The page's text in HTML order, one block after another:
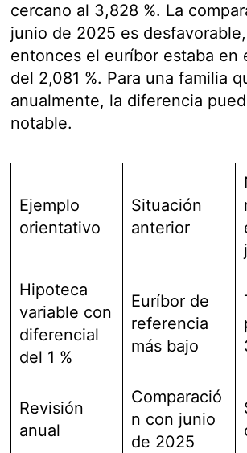
cercano al 3,828 %. La
junio de 2025 es
entonces el euríbor estaba en
del 2,081 %. Para una familia
anualmente, la diferencia
notable.
Ejemplo
orientativo
Situación
anterior
Hipoteca
variable con
diferencial
del 1 %
Euríbor de
referencia
más bajo
Revisión
anual
Comparació
n con junio
de 2025